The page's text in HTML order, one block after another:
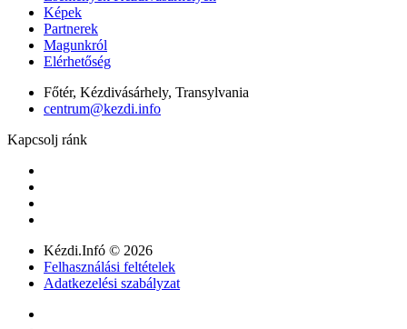
Képek
Partnerek
Magunkról
Elérhetőség
Főtér, Kézdivásárhely, Transylvania
centrum@kezdi.info
Kapcsolj ránk
Kézdi.Infó © 2026
Felhasználási feltételek
Adatkezelési szabályzat